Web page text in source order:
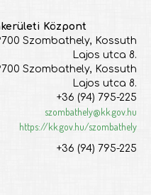
Központ
Szombathely, Kossuth
Lajos utca 8.
Szombathely, Kossuth
Lajos utca 8.
+36 (94) 795-225
szombathely@kk.gov.hu
https://kk.gov.hu/szombathely
+36 (94) 795-225